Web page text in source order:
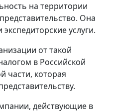
на территории
Она
услуги.
от такой
в Российской
части, которая
действующие в